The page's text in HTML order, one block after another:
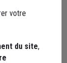
votre
du site,